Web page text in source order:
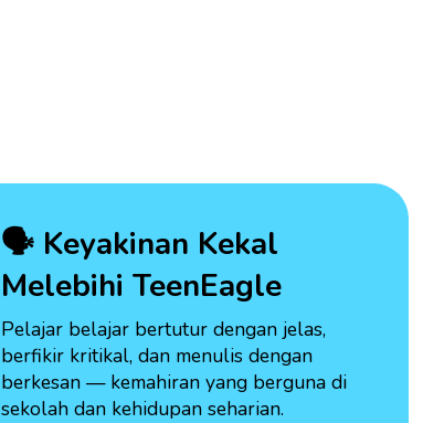
🗣️ Keyakinan Kekal
Melebihi TeenEagle
Pelajar belajar bertutur dengan jelas,
berfikir kritikal, dan menulis dengan
berkesan — kemahiran yang berguna di
sekolah dan kehidupan seharian.